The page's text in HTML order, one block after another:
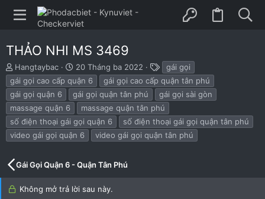
THẢO NHI MS 3469
B
ắ
t
đ
ầ
u
Hangtaybac
N
g
à
y
ắ
t
đ
u
20 Tháng ba 2022
h
ẻ
gái gọi
gái gọi cao cấp quận 6
gái gọi cao cấp quận tân phú
gái gọi quận 6
gái gọi quận tân phú
gái gọi sài gòn
massage quận 6
massage quận tân phú
số điện thoại gái gọi quận 6
số điện thoại gái gọi quận tân phú
video gái gọi quận 6
video gái gọi quận tân phú
Gái Gọi Quận 6 - Quận Tân Phú
Không mở trả lời sau này.